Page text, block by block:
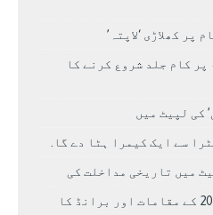
کھلاڑی ‘لاپتہ’
کام جلد شروع کرنے کا
کی لپیٹ میں
میں تاریخی مداخلت کی
مردوں کے کرکٹ ورلڈ کپ 2027 کے مقامات اور برانڈ کا